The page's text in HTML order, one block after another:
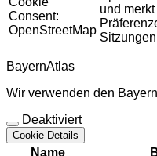
Consent:
OpenStreetMap
und
BayernAtlas
Wir verwenden den
Deaktiviert
Cookie Details
Name